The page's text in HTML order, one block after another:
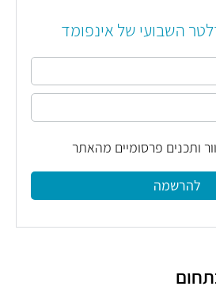
השבועי של אינפומד
ותכנים פרסומיים מהאתר
להרשמה